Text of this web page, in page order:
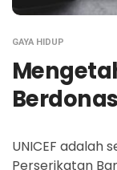
GAYA HIDUP
UNICEF adalah
Perserikatan